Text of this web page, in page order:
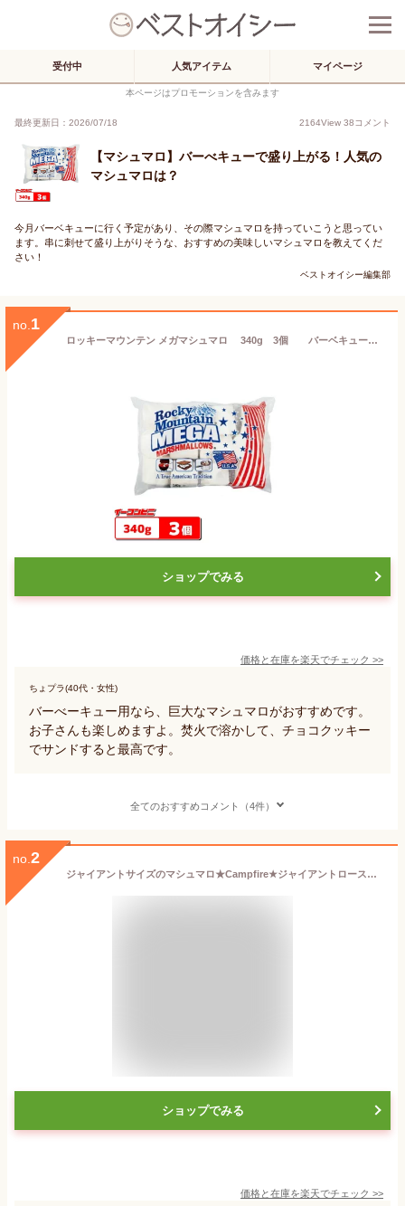
受付中 人気アイテム マイページ
本ページはプロモーションを含みます
最終更新日：2026/07/18 2164View 38コメント
【マシュマロ】バーべキューで盛り上がる！人気の
マシュマロは？
今月バーベキューに行く予定があり、その際マシュマロを持っていこうと思ってい
ます。串に刺せて盛り上がりそうな、おすすめの美味しいマシュマロを教えてくだ
さい！
ベストオイシー編集部
no. 1
ロッキーマウンテン メガマシュマロ 340g 3個 バーベキュー BBQ スモア
ショップでみる
価格と在庫を楽天でチェック >>
ちょプラ(40代・女性)
バーべーキュー用なら、巨大なマシュマロがおすすめです。
お子さんも楽しめますよ。焚火で溶かして、チョコクッキー
でサンドすると最高です。
全てのおすすめコメント（4件）
no. 2
ジャイアントサイズのマシュマロ★Campfire★ジャイアントロースター★793g Giant Roasters キャンプファイヤー BBQ 焼きマシュマロ マシュマロトースト BIGサイズ マシュマロ 業務用 バーベキュー パーティ イベント
ショップでみる
価格と在庫を楽天でチェック >>